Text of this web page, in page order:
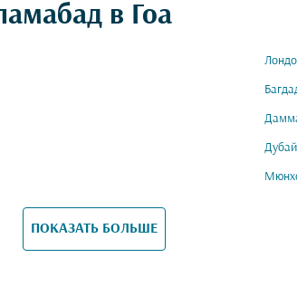
в Гоа
Дубай
ПОКАЗАТЬ БОЛЬШЕ